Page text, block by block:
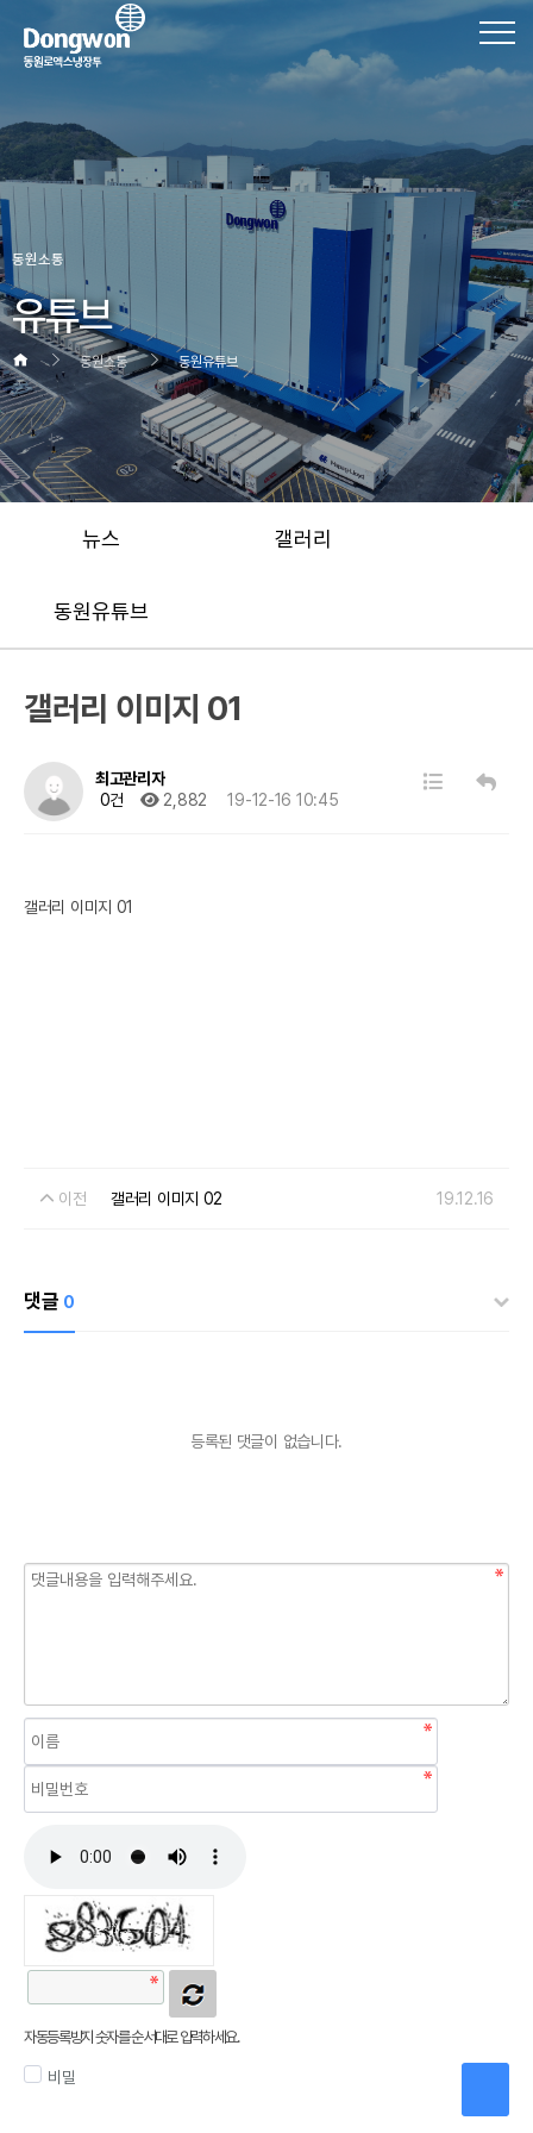
동원소통
유튜브
동원소통 동원유튜브
뉴스 갤러리
동원유튜브
갤러리 이미지 01
최고관리자
0건
2,882 19-12-16 10:45
갤러리 이미지 01
이전 갤러리 이미지 02 19.12.16
댓글 0
등록된 댓글이 없습니다.
자동등록방지 숫자를 순서대로 입력하세요.
비밀